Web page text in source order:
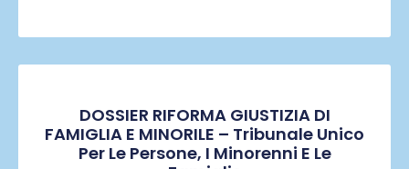
DOSSIER RIFORMA GIUSTIZIA DI
FAMIGLIA E MINORILE – Tribunale Unico
Per Le Persone, I Minorenni E Le